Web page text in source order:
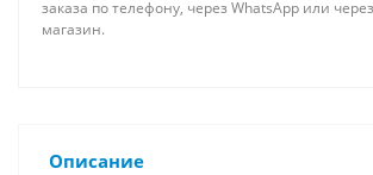
заказа по телефону, через WhatsApp или
магазин.
Описание